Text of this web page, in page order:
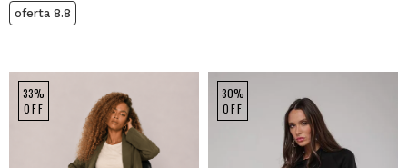
oferta 8.8
33%
OFF
30%
OFF